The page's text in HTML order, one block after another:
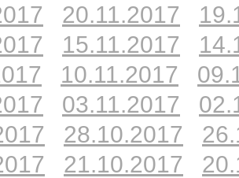
20.11.2017
15.11.2017
10.11.2017
03.11.2017
28.10.2017
21.10.2017